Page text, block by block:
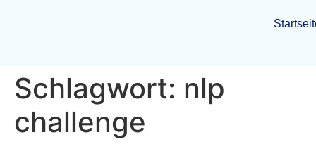
Schlagwort: nlp
challenge